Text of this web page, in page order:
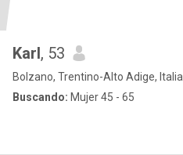
Karl, 53
Bolzano, Trentino-Alto Adige, Italia
Buscando: Mujer 45 - 65